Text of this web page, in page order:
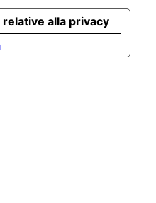
alla privacy